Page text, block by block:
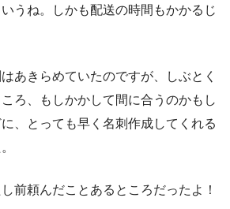
うね。しかも配送の時間もかかるじ
あきらめていたのですが、しぶとく
ろ、もしかかして間に合うのかもし
、とっても早く名刺作成してくれる
前頼んだことあるところだったよ！